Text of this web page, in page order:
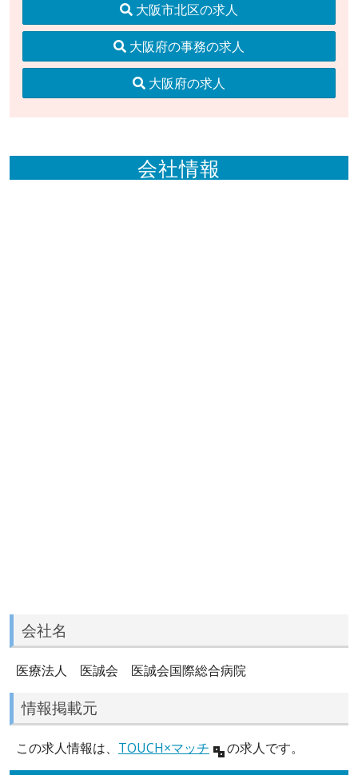
大阪市北区の求人
大阪府の事務の求人
大阪府の求人
会社情報
会社名
医療法人 医誠会 医誠会国際総合病院
情報掲載元
この求人情報は、 TOUCH×マッチ の求人です。